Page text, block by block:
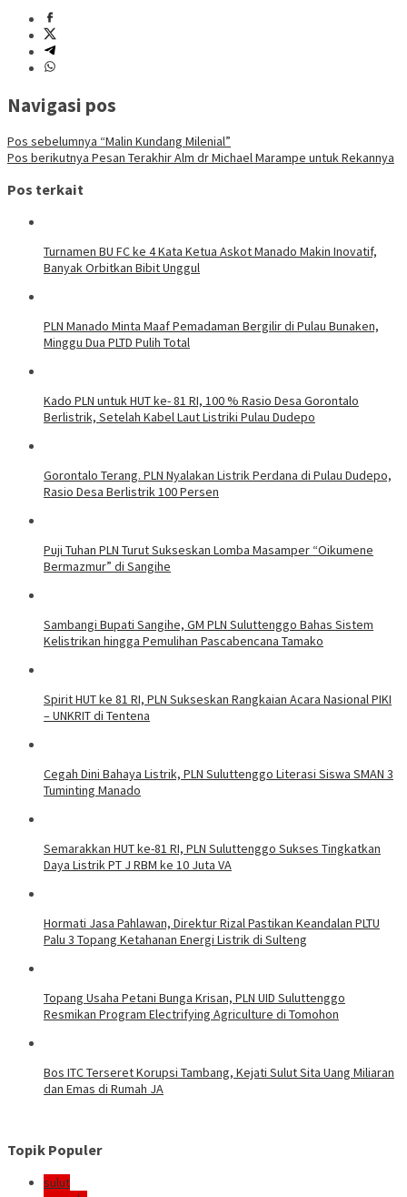
Navigasi pos
Pos sebelumnya “Malin Kundang Milenial”
Pos berikutnya Pesan Terakhir Alm dr Michael Marampe untuk Rekannya
Pos terkait
Turnamen BU FC ke 4 Kata Ketua Askot Manado Makin Inovatif,
Banyak Orbitkan Bibit Unggul
PLN Manado Minta Maaf Pemadaman Bergilir di Pulau Bunaken,
Minggu Dua PLTD Pulih Total
Kado PLN untuk HUT ke- 81 RI, 100 % Rasio Desa Gorontalo
Berlistrik, Setelah Kabel Laut Listriki Pulau Dudepo
Gorontalo Terang. PLN Nyalakan Listrik Perdana di Pulau Dudepo,
Rasio Desa Berlistrik 100 Persen
Puji Tuhan PLN Turut Sukseskan Lomba Masamper “Oikumene
Bermazmur” di Sangihe
Sambangi Bupati Sangihe, GM PLN Suluttenggo Bahas Sistem
Kelistrikan hingga Pemulihan Pascabencana Tamako
Spirit HUT ke 81 RI, PLN Sukseskan Rangkaian Acara Nasional PIKI
– UNKRIT di Tentena
Cegah Dini Bahaya Listrik, PLN Suluttenggo Literasi Siswa SMAN 3
Tuminting Manado
Semarakkan HUT ke-81 RI, PLN Suluttenggo Sukses Tingkatkan
Daya Listrik PT J RBM ke 10 Juta VA
Hormati Jasa Pahlawan, Direktur Rizal Pastikan Keandalan PLTU
Palu 3 Topang Ketahanan Energi Listrik di Sulteng
Topang Usaha Petani Bunga Krisan, PLN UID Suluttenggo
Resmikan Program Electrifying Agriculture di Tomohon
Bos ITC Terseret Korupsi Tambang, Kejati Sulut Sita Uang Miliaran
dan Emas di Rumah JA
Topik Populer
sulut